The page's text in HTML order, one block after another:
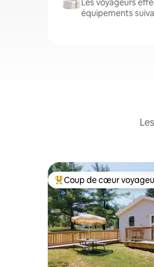
Les voyageurs
équipements
Coups de cœur
Coup de cœur